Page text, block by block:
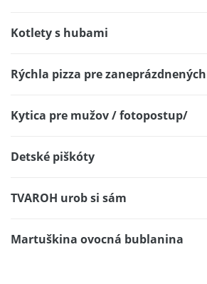
Kotlety s hubami
Rýchla pizza pre
Kytica pre mužov / fotopostup/
Detské piškóty
TVAROH urob si sám
Martuškina ovocná bublanina